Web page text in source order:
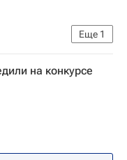
Еще 1
Поездка патриарха Кирилла на Западную Украину
на конкурсе